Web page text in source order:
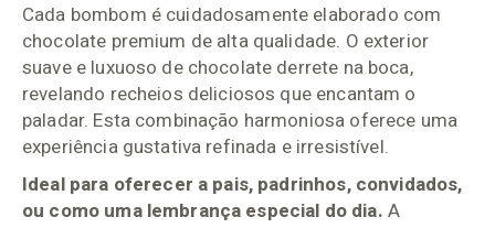
Cada bombom é cuidadosamente elaborado com
chocolate premium de alta qualidade. O exterior
suave e luxuoso de chocolate derrete na boca,
revelando recheios deliciosos que encantam o
paladar. Esta combinação harmoniosa oferece uma
experiência gustativa refinada e irresistível.
Ideal para oferecer a pais, padrinhos, convidados,
ou como uma lembrança especial do dia. A